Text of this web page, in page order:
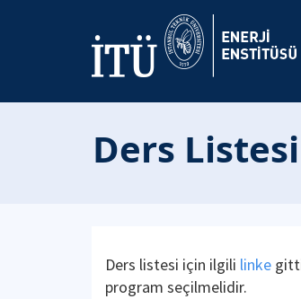
Ders Listesi
Ders listesi için ilgili linke
program seçilmelidir.